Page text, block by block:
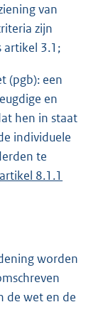
van
zijn
artikel 3.1;
(pgb): een
en
hen in staat
individuele
te
artikel 8.1.1
worden
de wet en de